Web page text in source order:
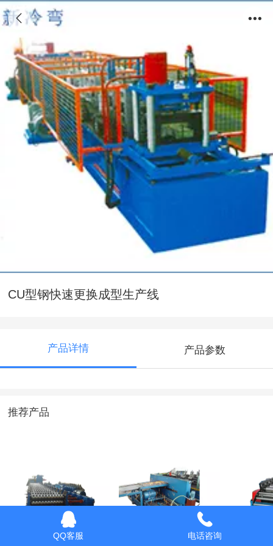
CU型钢快速更换成型生产线
产品详情 产品参数
推荐产品
涵洞波纹成型生产
车厢板成型生产线
QQ客服 电话咨询